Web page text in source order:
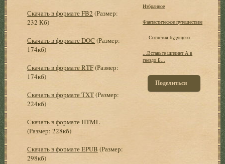
Скачать в формате FB2 (Размер:
232 Кб)
Скачать в формате DOC (Размер:
174кб)
Скачать в формате RTF(Размер:
174кб)
Скачать в формате TXT(Размер:
224кб)
Скачать в формате HTML
(Размер: 228кб)
Скачать в формате EPUB (Размер:
298кб)
Избранное
Фантастическое путешествие
... Сотлетия будущего
...Вставьте шплинт А в
гнездо Б...
Поделиться